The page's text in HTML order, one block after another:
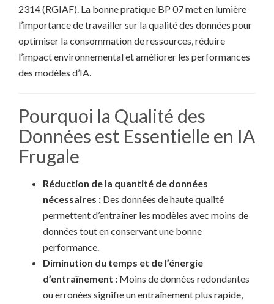
2314 (RGIAF). La bonne pratique BP 07 met en lumière
l’importance de travailler sur la qualité des données pour
optimiser la consommation de ressources, réduire
l’impact environnemental et améliorer les performances
des modèles d’IA.
Pourquoi la Qualité des
Données est Essentielle en IA
Frugale
Réduction de la quantité de données
nécessaires : Des données de haute qualité
permettent d’entraîner les modèles avec moins de
données tout en conservant une bonne
performance.
Diminution du temps et de l’énergie
d’entraînement : Moins de données redondantes
ou erronées signifie un entraînement plus rapide,